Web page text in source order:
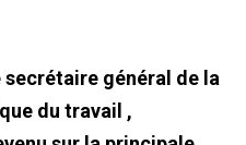
général de la
du travail ,